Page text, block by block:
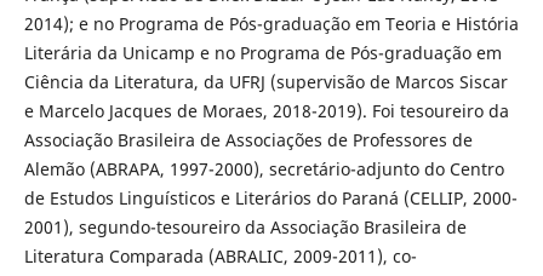
2014); e no Programa de Pós-graduação em Teoria e História
Literária da Unicamp e no Programa de Pós-graduação em
Ciência da Literatura, da UFRJ (supervisão de Marcos Siscar
e Marcelo Jacques de Moraes, 2018-2019). Foi tesoureiro da
Associação Brasileira de Associações de Professores de
Alemão (ABRAPA, 1997-2000), secretário-adjunto do Centro
de Estudos Linguísticos e Literários do Paraná (CELLIP, 2000-
2001), segundo-tesoureiro da Associação Brasileira de
Literatura Comparada (ABRALIC, 2009-2011), co-